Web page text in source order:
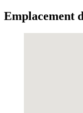
Emplacement